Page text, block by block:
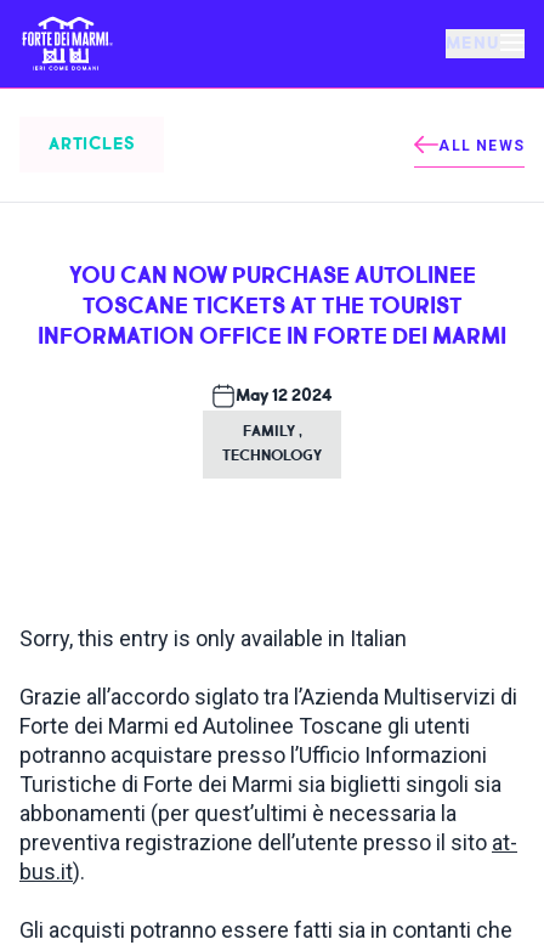
MENU
EVENTS
NEWS
CONTACTS
ITA
ARTICLES ALL NEWS
YOU CAN NOW PURCHASE AUTOLINEE
TOSCANE TICKETS AT THE TOURIST
INFORMATION OFFICE IN FORTE DEI MARMI
May 12 2024
FAMILY ,
TECHNOLOGY
Sorry, this entry is only available in Italian
Grazie all’accordo siglato tra l’Azienda Multiservizi di
Forte dei Marmi ed Autolinee Toscane gli utenti
potranno acquistare presso l’Ufficio Informazioni
Turistiche di Forte dei Marmi sia biglietti singoli sia
abbonamenti (per quest’ultimi è necessaria la
preventiva registrazione dell’utente presso il sito at-
bus.it).
Gli acquisti potranno essere fatti sia in contanti che